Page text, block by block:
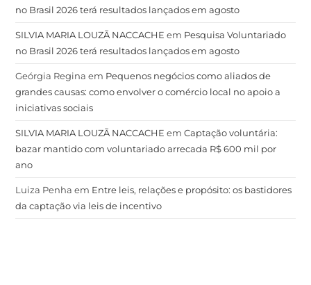
no Brasil 2026 terá resultados lançados em agosto
SILVIA MARIA LOUZÃ NACCACHE em Pesquisa Voluntariado
no Brasil 2026 terá resultados lançados em agosto
Geórgia Regina em Pequenos negócios como aliados de
grandes causas: como envolver o comércio local no apoio a
iniciativas sociais
SILVIA MARIA LOUZÃ NACCACHE emCaptação voluntária:
bazar mantido com voluntariado arrecada R$ 600 mil por
ano
Luiza Penha em Entre leis, relações e propósito: os bastidores
da captação via leis de incentivo